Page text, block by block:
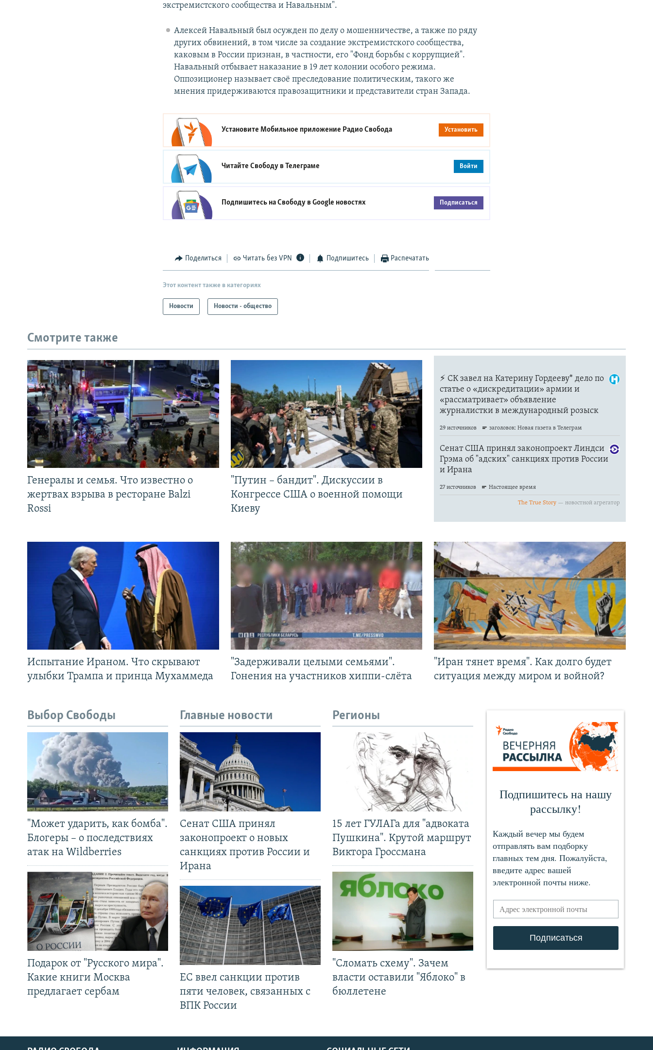
экстремистского сообщества и Навальным".
Алексей Навальный был осужден по делу о мошенничестве, а также по ряду
других обвинений, в том числе за создание экстремистского сообщества,
каковым в России признан, в частности, его "Фонд борьбы с коррупцией".
Навальный отбывает наказание в 19 лет колонии особого режима.
Оппозиционер называет своё преследование политическим, такого же
мнения придерживаются правозащитники и представители стран Запада.
Установите Мобильное приложение Радио Свобода Установить
Читайте Свободу вТелеграме Войти
Подпишитесь на Свободу вGoogle новостях Подписаться
Поделиться Читать без VPN Подпишитесь Распечатать
Этот контент также в категориях
Новости Новости - общество
Смотрите также
Генералы и семья. Что известно о
жертвах взрыва в ресторане Balzi
Rossi
"Путин – бандит". Дискуссии в
Конгрессе США о военной помощи
Киеву
Испытание Ираном. Что скрывают
улыбки Трампа и принца Мухаммеда
"Задерживали целыми семьями".
Гонения на участников хиппи-слёта
"Иран тянет время". Как долго будет
ситуация между миром и войной?
Выбор Свободы
"Может ударить, как бомба".
Блогеры – о последствиях
атак на Wildberries
Подарок от "Русского мира".
Какие книги Москва
предлагает сербам
Главные новости
Сенат США принял
законопроект о новых
санкциях против России и
Ирана
ЕС ввел санкции против
пяти человек, связанных с
ВПК России
Регионы
15 лет ГУЛАГа для "адвоката
Пушкина". Крутой маршрут
Виктора Гроссмана
"Сломать схему". Зачем
власти оставили "Яблоко" в
бюллетене